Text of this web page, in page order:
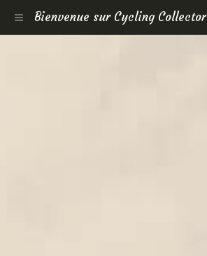
Bienvenue sur Cycling Collector